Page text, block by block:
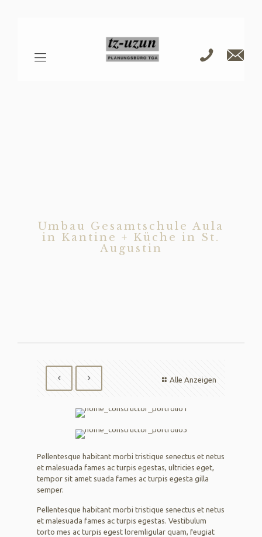
Umbau Gesamtschule Aula
in Kantine + Küche in St.
Augustin
Alle Anzeigen
Pellentesque habitant morbi tristique senectus et netus
et malesuada fames ac turpis egestas, ultricies eget,
tempor sit amet suada fames ac turpis egesta gilla
semper.
Pellentesque habitant morbi tristique senectus et netus
et malesuada fames ac turpis egestas. Vestibulum
torto mes ac turpis egest loremligular quam, feugiat